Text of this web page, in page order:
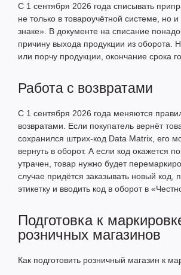
С 1 сентября 2026 года списывать
не только в товароучётной системе, но
знаке». В документе на списание
причину выхода продукции из оборота.
или порчу продукции, окончание срока
Работа с возвратами
С 1 сентября 2026 года меняются
возвратами. Если покупатель вернёт
сохранился штрих-код Data Matrix, его
вернуть в оборот. А если код окажется
утрачен, товар нужно будет
случае придётся заказывать новый код,
этикетку и вводить код в оборот в
Подготовка к
розничных магазинов
Как подготовить розничный магазин к